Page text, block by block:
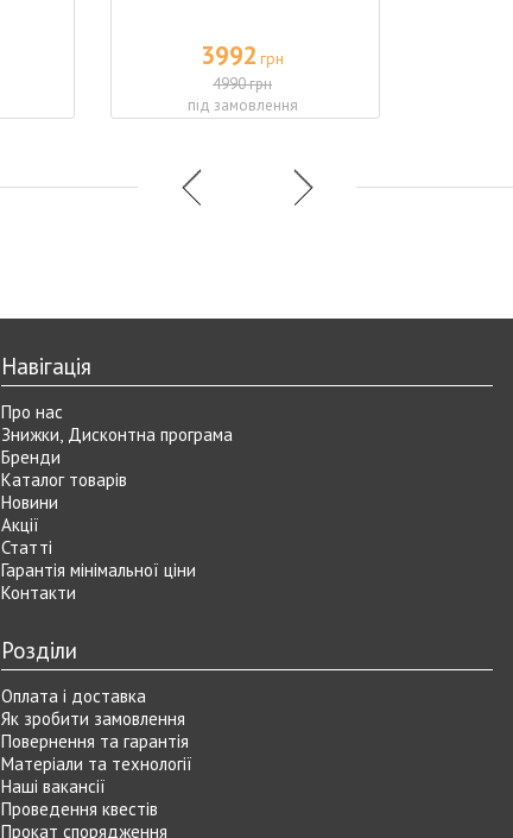
3992 грн
4990 грн
під замовлення
Навігація
Про нас
Знижки, Дисконтна програма
Бренди
Каталог товарів
Новини
Акції
Статті
Гарантія мінімальної ціни
Контакти
Розділи
Оплата і доставка
Як зробити замовлення
Повернення та гарантія
Матеріали та технології
Наші вакансії
Проведення квестів
Прокат спорядження